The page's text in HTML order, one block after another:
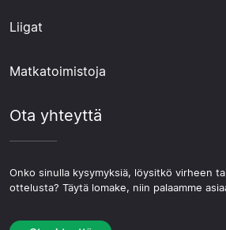
Liigat
Matkatoimistoja
Ota yhteyttä
Onko sinulla kysymyksiä, löysitkö virheen
ottelusta? Täytä lomake, niin palaamme